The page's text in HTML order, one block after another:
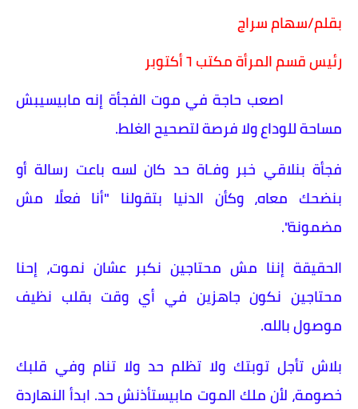
بقلم/سهام سراج
رئيس قسم المرأة مكتب ٦ أكتوبر
اصعب حاجة في موت الفجأة إنه مابيسيبش
مساحة للوداع ولا فرصة لتصحيح الغلط.
فجأة بنلاقي خبر وفـاة حد كان لسه باعت رسالة أو
بنضحك معاه، وكأن الدنيا بتقولنا "أنا فعلًا مش
مضمونة".
الحقيقة إننا مش محتاجين نكبر عشان نموت، إحنا
محتاجين نكون جاهزين في أي وقت بقلب نظيف
موصول بالله.
​بلاش تأجل توبتك ولا تظلم حد ولا تنام وفي قلبك
خصومة، لأن ملك الموت مابيستأذنش حد. ابدأ النهاردة